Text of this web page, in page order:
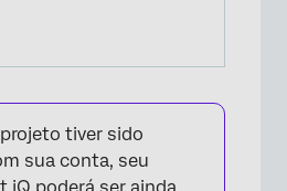
tiver sido
sua conta, seu